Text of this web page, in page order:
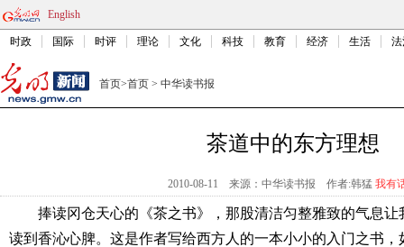
English
时政 国际 时评 理论 文化 科技 教育 经济 生活
首页>首页 > 中华读书报
茶道中的东方理想
2010-08-11 来源：中华读书报 作者:韩猛 我有
捧读冈仓天心的《茶之书》，那股清洁匀整雅致的气息
读到香沁心脾。这是作者写给西方人的一本小小的入门之书